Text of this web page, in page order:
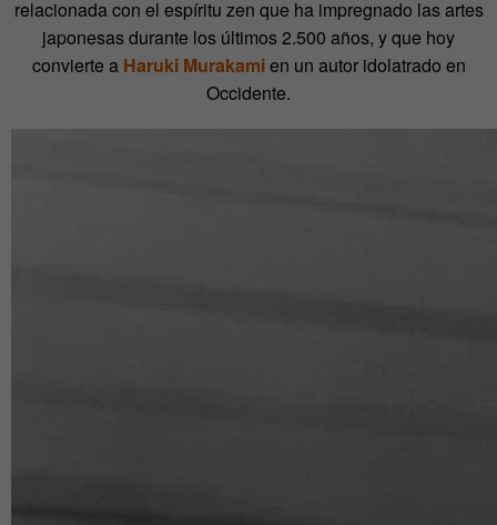
relacionada con el espíritu zen que ha impregnado las artes
japonesas durante los últimos 2.500 años, y que hoy
convierte a Haruki Murakamien un autor idolatrado en
Occidente.